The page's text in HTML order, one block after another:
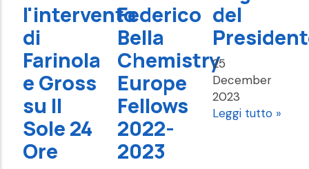
l'intervento
di
Farinola
e Gross
su Il
Sole 24
Ore
Federico
Bella
Chemistry
Europe
Fellows
2022-
2023
del
25
December
2023
Leggi tutto »